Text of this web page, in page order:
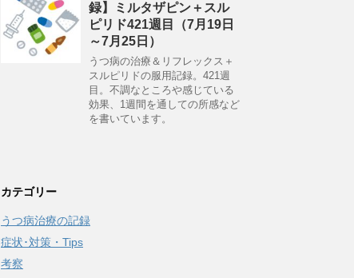
録】ミルタザピン＋スル
ピリド421週目（7月19日
～7月25日）
うつ病の治療＆リフレックス＋
スルピリドの服用記録。421週
目。不調なところや感じている
効果、1週間を通しての所感など
を書いています。
カテゴリー
うつ病治療の記録
症状･対策・Tips
考察